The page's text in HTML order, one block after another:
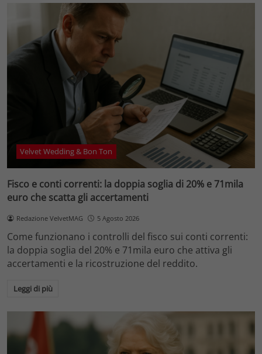
Velvet Wedding & Bon Ton
Fisco e conti correnti: la doppia soglia di 20% e 71mila
euro che scatta gli accertamenti
Redazione VelvetMAG 5 Agosto 2026
Come funzionano i controlli del fisco sui conti correnti:
la doppia soglia del 20% e 71mila euro che attiva gli
accertamenti e la ricostruzione del reddito.
Leggi di più